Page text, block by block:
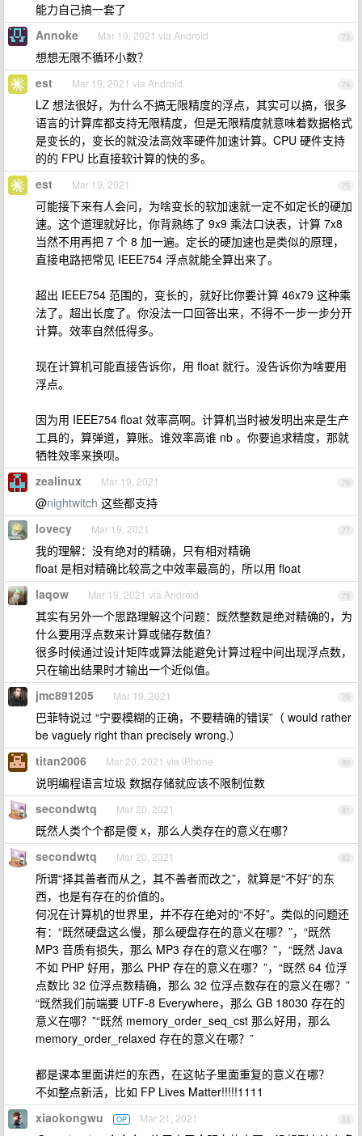
能力自己搞一套了
73
Annoke Mar 19, 2021 via Android
想想无限不循环小数？
74
est Mar 19, 2021 via Android
LZ 想法很好，为什么不搞无限精度的浮点，其实可以搞，很多
语言的计算库都支持无限精度，但是无限精度就意味着数据格式
是变长的，变长的就没法高效率硬件加速计算。CPU 硬件支持
的的 FPU 比直接软计算的快的多。
75
est Mar 19, 2021
可能接下来有人会问，为啥变长的软加速就一定不如定长的硬加
速。这个道理就好比，你背熟练了 9x9 乘法口诀表，计算 7x8
当然不用再把 7 个 8 加一遍。定长的硬加速也是类似的原理，
直接电路把常见 IEEE754 浮点就能全算出来了。
超出 IEEE754 范围的，变长的，就好比你要计算 46x79 这种乘
法了。超出长度了。你没法一口回答出来，不得不一步一步分开
计算。效率自然低得多。
现在计算机可能直接告诉你，用 float 就行。没告诉你为啥要用
浮点。
因为用 IEEE754 float 效率高啊。计算机当时被发明出来是生产
工具的，算弹道，算账。谁效率高谁 nb 。你要追求精度，那就
牺牲效率来换呗。
76
zealinux Mar 19, 2021
@nightwitch 这些都支持
77
lovecy Mar 19, 2021
我的理解：没有绝对的精确，只有相对精确
float 是相对精确比较高之中效率最高的，所以用 float
78
laqow Mar 19, 2021 via Android
其实有另外一个思路理解这个问题：既然整数是绝对精确的，为
什么要用浮点数来计算或储存数值？
很多时候通过设计矩阵或算法能避免计算过程中间出现浮点数，
只在输出结果时才输出一个近似值。
79
jmc891205 Mar 19, 2021
巴菲特说过 “宁要模糊的正确，不要精确的错误”（ would rather
be vaguely right than precisely wrong.）
80
titan2006 Mar 20, 2021 via iPhone
说明编程语言垃圾 数据存储就应该不限制位数
81
secondwtq Mar 20, 2021
既然人类个个都是傻 x，那么人类存在的意义在哪？
82
secondwtq Mar 20, 2021
所谓“择其善者而从之，其不善者而改之”，就算是“不好”的东
西，也是有存在的价值的。
何况在计算机的世界里，并不存在绝对的“不好”。类似的问题还
有：“既然硬盘这么慢，那么硬盘存在的意义在哪？”，“既然
MP3 音质有损失，那么 MP3 存在的意义在哪？”，“既然 Java
不如 PHP 好用，那么 PHP 存在的意义在哪？”，“既然 64 位浮
点数比 32 位浮点数精确，那么 32 位浮点数存在的意义在哪？”
“既然我们前端要 UTF-8 Everywhere，那么 GB 18030 存在的
意义在哪？”“既然 memory_order_seq_cst 那么好用，那么
memory_order_relaxed 存在的意义在哪？”
都是课本里面讲烂的东西，在这帖子里面重复的意义在哪？
不如整点新活，比如 FP Lives Matter!!!!!1111
83
xiaokongwu OP Mar 21, 2021